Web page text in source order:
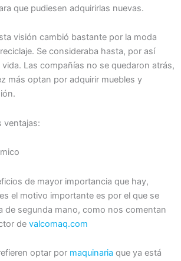
que pudiesen adquirirlas nuevas.
visión cambió bastante por la moda
Se consideraba hasta, por así
Las compañías no se quedaron atrás,
más optan por adquirir muebles y
ventajas:
de mayor importancia que hay,
el motivo importante es por el que se
de segunda mano, como nos comentan
de valcomaq.com
optar por maquinaria que ya está